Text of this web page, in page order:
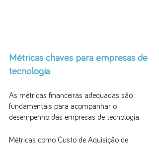
Métricas chaves para empresas de
tecnologia
As métricas financeiras adequadas são
fundamentais para acompanhar o
desempenho das empresas de tecnologia.
Métricas como Custo de Aquisição de